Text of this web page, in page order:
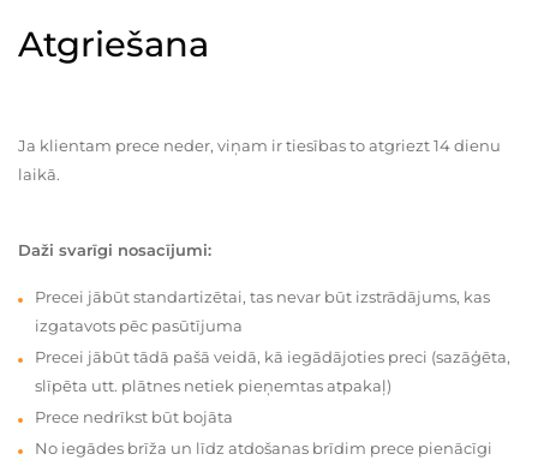
Atgriešana
Ja klientam prece neder, viņam ir tiesības to atgriezt 14 dienu
laikā.
Daži svarīgi nosacījumi:
Precei jābūt standartizētai, tas nevar būt izstrādājums, kas
izgatavots pēc pasūtījuma
Precei jābūt tādā pašā veidā, kā iegādājoties preci (sazāģēta,
slīpēta utt. plātnes netiek pieņemtas atpakaļ)
Prece nedrīkst būt bojāta
No iegādes brīža un līdz atdošanas brīdim prece pienācīgi